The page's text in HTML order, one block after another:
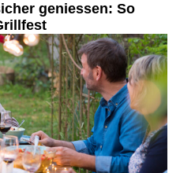
geniessen: So